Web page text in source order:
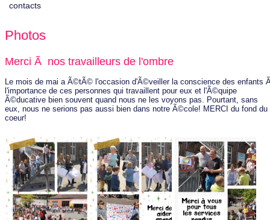
contacts
Photos
Merci Ã nos travailleurs de l'ombre
Le mois de mai a Ã©tÃ© l'occasion d'Ã©veiller la conscience des enfants
l'importance de ces personnes qui travaillent pour eux et l'Ã©quipe
Ã©ducative bien souvent quand nous ne les voyons pas. Pourtant, sans
eux, nous ne serions pas aussi bien dans notre Ã©cole! MERCI du fond du
coeur!